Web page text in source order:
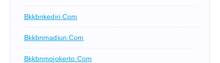
Bkkbnkediri.com
Bkkbnmadiun.com
Bkkbnmojokerto.com